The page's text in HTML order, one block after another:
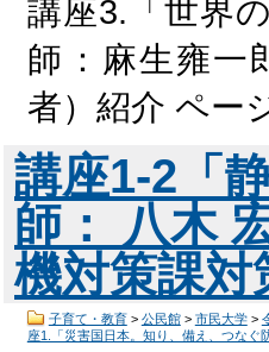
講座3.「世界
師：麻生雍一
者）紹介 ペー
講座1-2「
師： 八木
機対策課
子育て・教育> 公民館> 市民大学>
座1.「災害国日本。知り、備え、つなぐ